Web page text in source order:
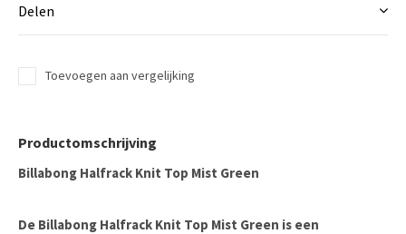
Delen
Toevoegen aan vergelijking
Productomschrijving
Billabong Halfrack Knit Top Mist Green
De Billabong Halfrack Knit Top Mist Green is een